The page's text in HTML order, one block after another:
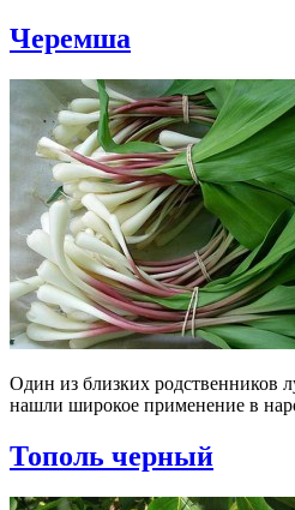
Черемша
Один из близких родственников
нашли широкое применение в
Тополь черный